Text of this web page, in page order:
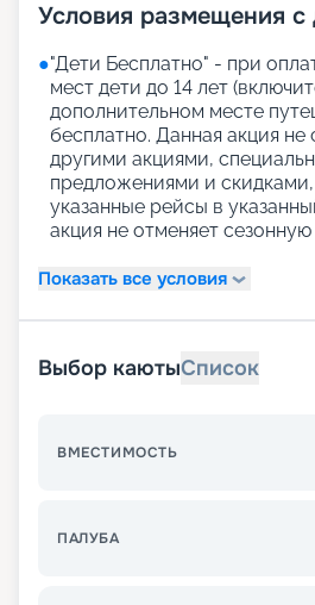
Условия размещения с
●"Дети Бесплатно" - при
мест дети до 14 лет
дополнительном месте
бесплатно. Данная акция не
другими акциями,
предложениями и
указанные рейсы в
акция не отменяет сезонную
Показать все условия
Выбор каютыСписок
ВМЕСТИМОСТЬ
ПАЛУБА